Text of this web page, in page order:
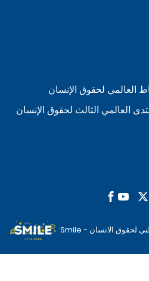
العالمي لحقوق الإنسان
العالمي الثالث لحقوق الإنسان